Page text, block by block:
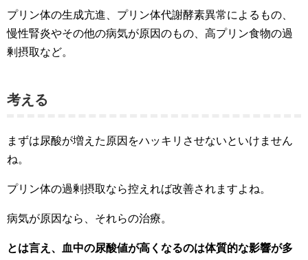
プリン体の生成亢進、プリン体代謝酵素異常によるもの、
慢性腎炎やその他の病気が原因のもの、高プリン食物の過
剰摂取など。
考える
まずは尿酸が増えた原因をハッキリさせないといけません
ね。
プリン体の過剰摂取なら控えれば改善されますよね。
病気が原因なら、それらの治療。
とは言え、血中の尿酸値が高くなるのは体質的な影響が多